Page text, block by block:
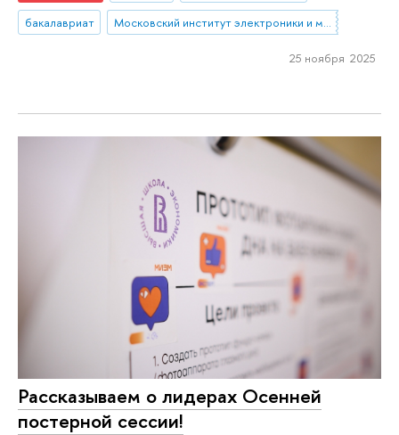
бакалавриат
Московский институт электроники и математики им. А.Н. Тихонова
25 ноября 2025
Рассказываем о лидерах Осенней
постерной сессии!